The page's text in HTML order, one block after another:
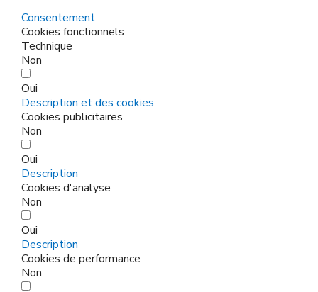
Consentement
Cookies fonctionnels
Technique
Non
Oui
Description et des cookies
Cookies publicitaires
Non
Oui
Description
Cookies d'analyse
Non
Oui
Description
Cookies de performance
Non